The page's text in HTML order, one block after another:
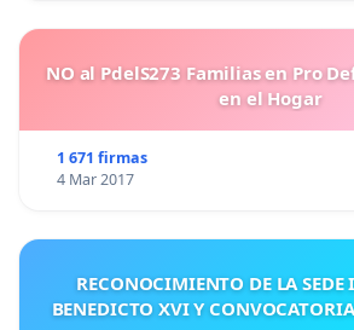
NO al PdelS273 Familias en Pro
en el Hogar
1 671 firmas
4 Mar 2017
RECONOCIMIENTO DE LA SEDE
BENEDICTO XVI Y